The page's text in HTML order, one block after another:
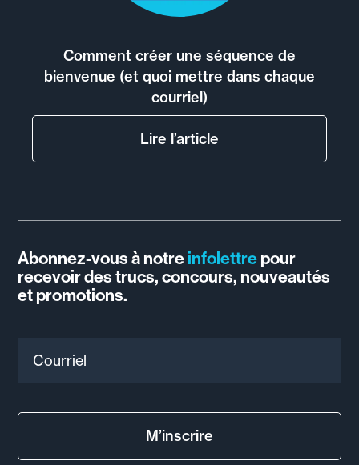
Comment créer une séquence de
bienvenue (et quoi mettre dans chaque
courriel)
Lire l’article
Abonnez-vous à notreinfolettrepour
recevoir des trucs, concours, nouveautés
et promotions.
M’inscrire